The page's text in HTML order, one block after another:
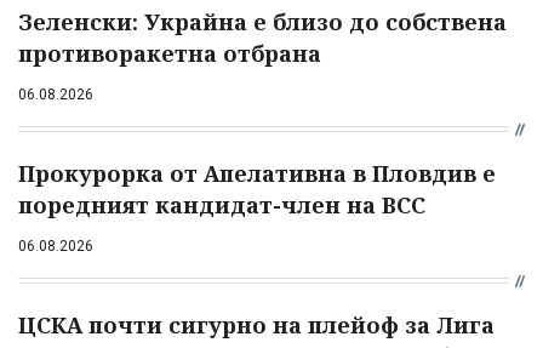
Зеленски: Украйна е близо до собствена
противоракетна отбрана
06.08.2026
Прокурорка от Апелативна в Пловдив е
поредният кандидат-член на ВСС
06.08.2026
ЦСКА почти сигурно на плейоф за Лига